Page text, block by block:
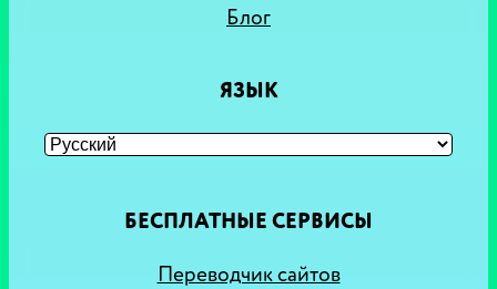
Блог
ЯЗЫК
БЕСПЛАТНЫЕ СЕРВИСЫ
Переводчик сайтов